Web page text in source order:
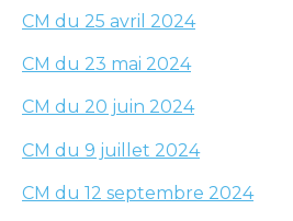
CM du 25 avril 2024
CM du 23 mai 2024
CM du 20 juin 2024
CM du 9 juillet 2024
CM du 12 septembre 2024